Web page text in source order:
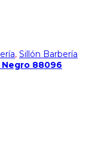
, Sillón Barbería
88096